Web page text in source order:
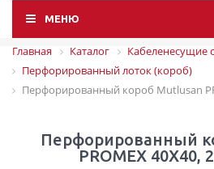
МЕНЮ
Главная Каталог
Кабеленесущие
Перфорированный лоток (короб)
Перфорированный короб Mutlusan
Перфорированный
PROMEX 40X40,